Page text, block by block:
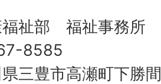
福祉部 福祉事務所
8585
三豊市高瀬町下勝